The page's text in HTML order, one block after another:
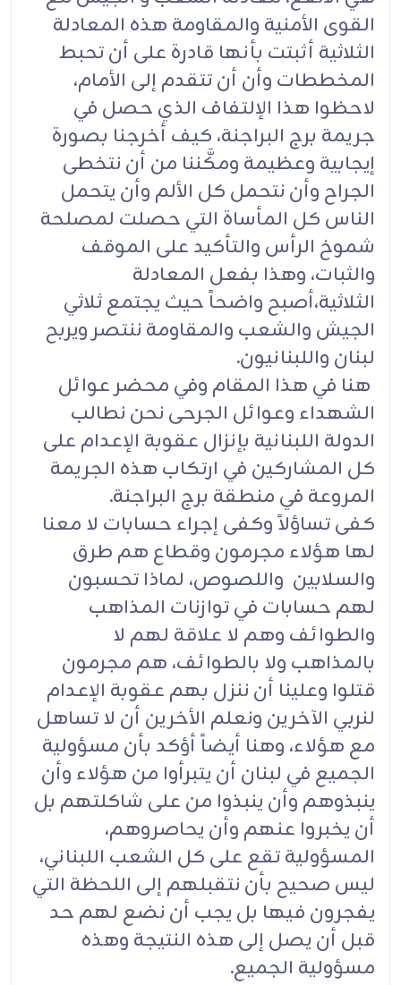
القوى الأمنية والمقاومة هذه المعادلة
الثلاثية أثبتت بأنها قادرة على أن تحبط
المخططات وأن أن تتقدم إلى الأمام،
لاحظوا هذا الإلتفاف الذي حصل في
جريمة برج البراجنة، كيف أخرجنا بصورة
إيجابية وعظيمة ومكَّننا من أن نتخطى
الجراح وأن نتحمل كل الألم وأن يتحمل
الناس كل المأساة التي حصلت لمصلحة
شموخ الرأس والتأكيد على الموقف
والثبات، وهذا بفعل المعادلة
الثلاثية،أصبح واضحاً حيث يجتمع ثلاثي
الجيش والشعب والمقاومة ننتصر ويربح
لبنان واللبنانيون.
هنا في هذا المقام وفي محضر عوائل
الشهداء وعوائل الجرحى نحن نطالب
الدولة اللبنانية بإنزال عقوبة الإعدام على
كل المشاركين في ارتكاب هذه الجريمة
المروعة في منطقة برج البراجنة.
كفى تساؤلاً وكفى إجراء حسابات لا معنا
لها هؤلاء مجرمون وقطاع هم طرق
والسلابين واللصوص، لماذا تحسبون
لهم حسابات في توازنات المذاهب
والطوائف وهم لا علاقة لهم لا
بالمذاهب ولا بالطوائف، هم مجرمون
قتلوا وعلينا أن ننزل بهم عقوبة الإعدام
لنربي الآخرين ونعلم الأخرين أن لا تساهل
مع هؤلاء، وهنا أيضاً أؤكد بأن مسؤولية
الجميع في لبنان أن يتبرأوا من هؤلاء وأن
ينبذوهم وأن ينبذوا من على شاكلتهم بل
أن يخبروا عنهم وأن يحاصروهم،
المسؤولية تقع على كل الشعب اللبناني،
ليس صحيح بأن نتقبلهم إلى اللحظة التي
يفجرون فيها بل يجب أن نضع لهم حد
قبل أن يصل إلى هذه النتيجة وهذه
مسؤولية الجميع.